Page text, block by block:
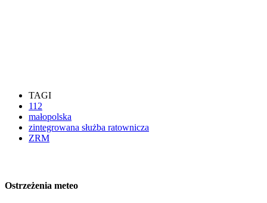
TAGI
112
małopolska
zintegrowana służba ratownicza
ZRM
Ostrzeżenia meteo